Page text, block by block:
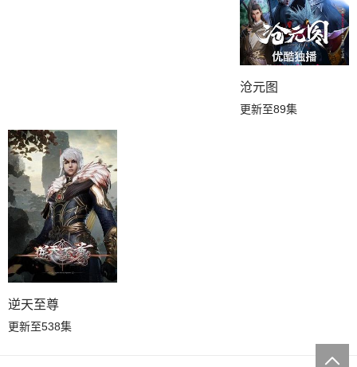
沧元图
更新至89集
逆天至尊
更新至538集